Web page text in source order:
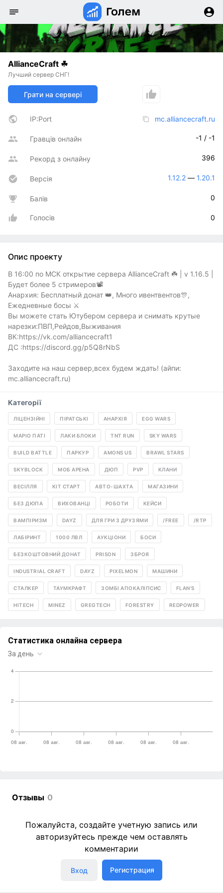
AllianceCraft ☘
Лучший сервер СНГ!
Грати на сервері
IP:Port mc.alliancecraft.ru
Гравців онлайн -1 / -1
Рекорд з онлайну 396
Версія 1.12.2 — 1.20.1
Балів 0
Голосів 0
Опис проекту
В 16:00 по МСК открытие сервера AllianceCraft ☘️ | v 1.16.5 |
Будет более 5 стримеров📽
Анархия: Бесплатный донат 👑, Много ивентвентов🎊,
Ежедневные босы ⚔️
Вы можете стать Ютубером сервера и снимать крутые
нарезки:ПВП,Рейдов,Выживания
ВК:https://vk.com/alliancecraft1
ДС :https://discord.gg/p5Q8rNbS
Заходите на наш сервер,всех будем ждать! (айпи:
mc.alliancecraft.ru)
Категорії
ЛІЦЕНЗІЙНІ ПІРАТСЬКІ АНАРХІЯ EGG WARS
МАРІО ПАТІ ЛАКИ БЛОКИ TNT RUN SKY WARS
BUILD BATTLE ПАРКУР AMONS US BRAWL STARS
SKYBLOCK МОБ АРЕНА ДЮП PVP КЛАНИ
ВЕСІЛЛЯ КІТ СТАРТ АВТО-ШАХТА МАГАЗИНИ
БЕЗ ДЮПА ВИХОВАНЦІ РОБОТИ КЕЙСИ
ВАМПІРИЗМ DAYZ ДЛЯ ГРИ З ДРУЗЯМИ /FREE /RTP
ЛАБІРИНТ 1000 ЛВЛ АУКЦІОНИ БОСИ
БЕЗКОШТОВНИЙ ДОНАТ PRISON ЗБРОЯ
INDUSTRIAL CRAFT DAYZ PIXELMON МАШИНИ
СТАЛКЕР ТАУМКРАФТ ЗОМБІ АПОКАЛІПСИС FLAN'S
HITECH MINEZ GREGTECH FORESTRY REDPOWER
Отзывы 0
Пожалуйста, создайте учетную запись или
авторизуйтесь прежде чем оставлять
комментарии
Вход Регистрация